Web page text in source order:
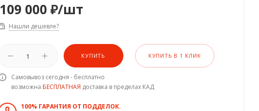
109 000 ₽/шт
Нашли дешевле?
КУПИТЬ КУПИТЬ В 1 КЛИК
Самовывоз сегодня - бесплатно
возможна БЕСПЛАТНАЯ доставка в пределах КАД
100% ГАРАНТИЯ ОТ ПОДДЕЛОК.